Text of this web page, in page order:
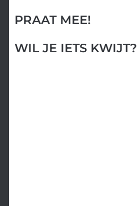
PRAAT MEE!
WIL JE IETS KWIJT?